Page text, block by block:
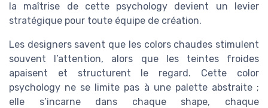
la maîtrise de cette psychology devient un levier
stratégique pour toute équipe de création.
Les designers savent que les colors chaudes stimulent
souvent l’attention, alors que les teintes froides
apaisent et structurent le regard. Cette color
psychology ne se limite pas à une palette abstraite ;
elle s’incarne dans chaque shape, chaque